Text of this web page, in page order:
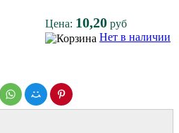
Цена: 10,20 руб
Нет в наличии